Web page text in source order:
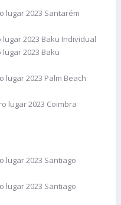
lugar 2023 Santarém
2023 Baku Individual
2023 Baku
lugar 2023 Palm Beach
lugar 2023 Coimbra
lugar 2023 Santiago
lugar 2023 Santiago